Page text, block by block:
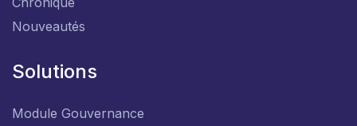
Nouveautés
Solutions
Module Gouvernance